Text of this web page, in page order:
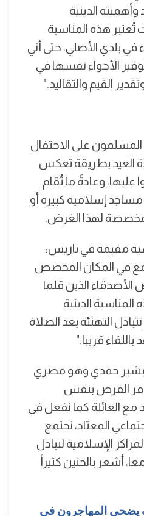
الدينية
تُعتبر هذه المناسبة
في بلدي الأصلي، حتى أني
الأجواء نفسها في
القيم والتقاليد."
على الاحتفال
العيد بطريقة تعكس
عليها، وعادةً ما تُقام
مساجد إسلامية كبيرة أو
لهذا الغرض.
مقيمة في باريس:
في المكان المخصص
الذين قلما
الدينية
التهنئة بعد الصلاة
قريبا."
يشير حمدي وهو مصري
الفرص بنفس
مع العائلة كما نفعل في
المعتاد، نجتمع
الإسلامية لتبادل
أشعر بالحنين كثيراً
يضحي المهاجرون في